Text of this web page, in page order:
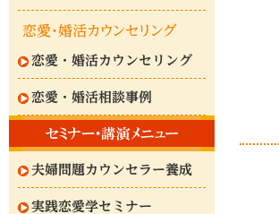
恋愛・婚活カウンセリング
恋愛・婚活相談事例
夫婦問題カウンセラー養成
実践恋愛学セミナー